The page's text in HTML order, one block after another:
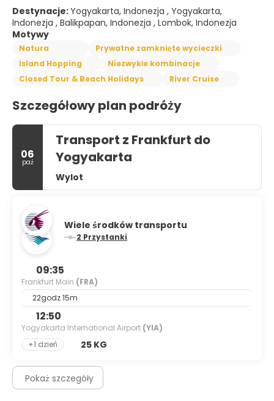
Destynacje:Yogyakarta, Indonezja , Yogyakarta,
Indonezja , Balikpapan, Indonezja , Lombok, Indonezja
Motywy
Natura
Prywatne zamknięte wycieczki
Island Hopping
Niezwykłe kombinacje
Closed Tour & Beach Holidays
River Cruise
Szczegółowy plan podróży
06
paź
Transport z Frankfurt do
Yogyakarta
Wylot
Wiele środków transportu
2 Przystanki
09:35
Frankfurt Main (FRA)
22godz 15m
12:50
Yogyakarta International Airport (YIA)
+1 dzień
25 KG
Pokaż szczegóły